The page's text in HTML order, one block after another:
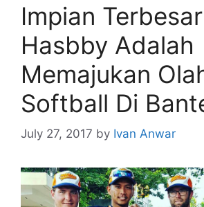
Impian Terbesar
Hasbby Adalah
Memajukan
Softball Di
July 27, 2017 by Ivan Anwar